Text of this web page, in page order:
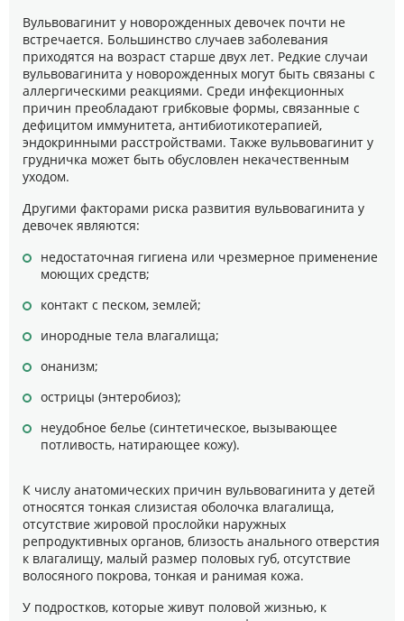
Вульвовагинит у новорожденных девочек почти не
встречается. Большинство случаев заболевания
приходятся на возраст старше двух лет. Редкие случаи
вульвовагинита у новорожденных могут быть связаны с
аллергическими реакциями. Среди инфекционных
причин преобладают грибковые формы, связанные с
дефицитом иммунитета, антибиотикотерапией,
эндокринными расстройствами. Также вульвовагинит у
грудничка может быть обусловлен некачественным
уходом.
Другими факторами риска развития вульвовагинита у
девочек являются:
недостаточная гигиена или чрезмерное применение
моющих средств;
контакт с песком, землей;
инородные тела влагалища;
онанизм;
острицы (энтеробиоз);
неудобное белье (синтетическое, вызывающее
потливость, натирающее кожу).
К числу анатомических причин вульвовагинита у детей
относятся тонкая слизистая оболочка влагалища,
отсутствие жировой прослойки наружных
репродуктивных органов, близость анального отверстия
к влагалищу, малый размер половых губ, отсутствие
волосяного покрова, тонкая и ранимая кожа.
У подростков, которые живут половой жизнью, к